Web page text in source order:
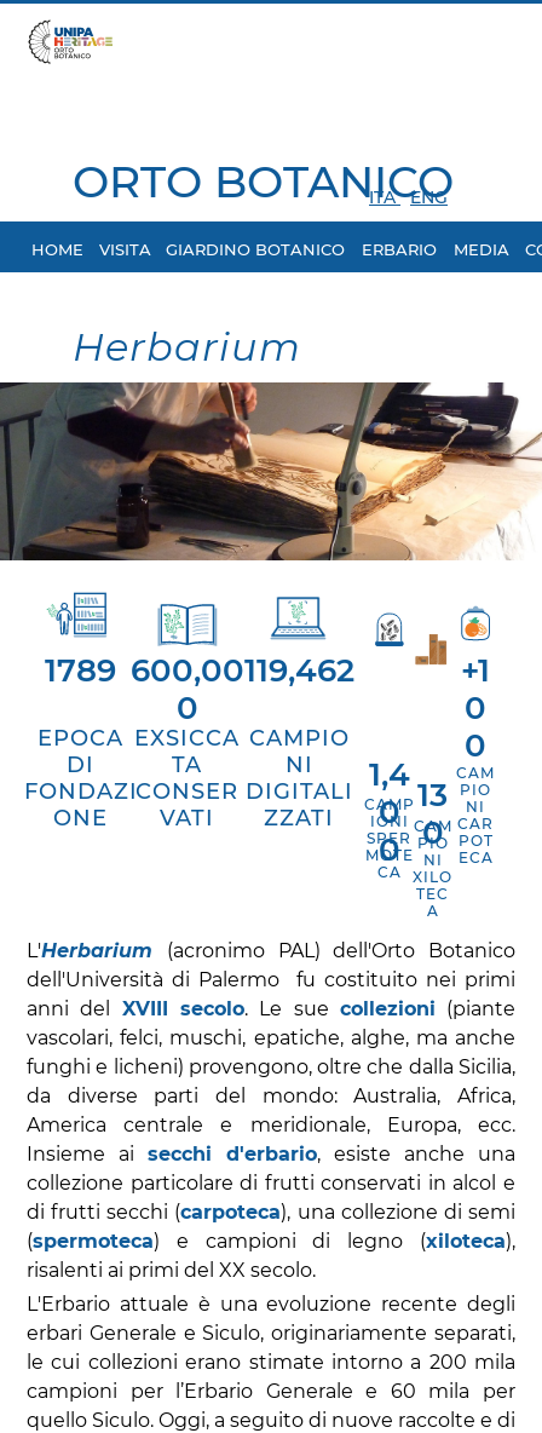
ORTO BOTANICO
ITA ENG
HOME VISITA GIARDINO BOTANICO ERBARIO MEDIA
Herbarium
119,462
600,00
0
1789
CAMPIO
NI
DIGITALI
ZZATI
EXSICCA
TA
CONSER
VATI
EPOCA
DI
FONDAZI
ONE
+1
0
0
CAM
PIO
NI
CAR
POT
ECA
13
0
CAM
PIO
NI
XILO
TEC
A
1,4
0
0
CAMP
IONI
SPER
MOTE
CA
L'Herbarium
(acronimo PAL) dell'Orto Botanico
dell'Università di Palermo fu costituito nei primi
anni del XVIII secolo. Le sue collezioni (piante
vascolari, felci, muschi, epatiche, alghe, ma anche
funghi e licheni) provengono, oltre che dalla Sicilia,
da diverse parti del mondo: Australia, Africa,
America centrale e meridionale, Europa, ecc.
Insieme aisecchi d'erbario, esiste anche una
collezione particolare di frutti conservati in alcol e
di frutti secchi (carpoteca), una collezione di semi
(spermoteca) e campioni di legno (xiloteca),
risalenti ai primi del XX secolo.
L'Erbario attuale è una evoluzione recente degli
erbari Generale e Siculo, originariamente separati,
le cui collezioni erano stimate intorno a 200 mila
campioni per l’Erbario Generale e 60 mila per
quello Siculo. Oggi, a seguito di nuove raccolte e di